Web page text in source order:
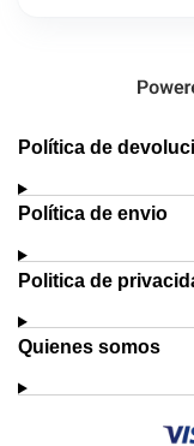
Política de
Política de envio
Politica de
Quienes somos